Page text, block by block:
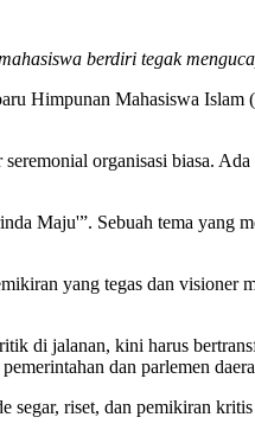
berdiri tegak
Himpunan Mahasiswa
organisasi biasa.
Maju'”. Sebuah tema yang
yang tegas dan visioner
di jalanan, kini harus
dan parlemen
riset, dan pemikiran